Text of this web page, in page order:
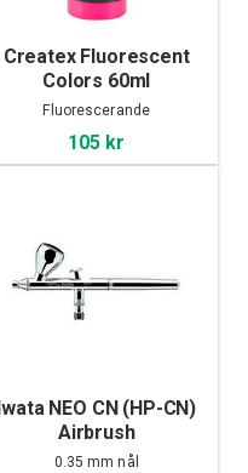
Createx Fluorescent
Colors 60ml
Fluorescerande
105 kr
Iwata NEO CN (HP-CN)
Airbrush
0.35 mm nål